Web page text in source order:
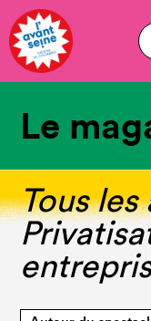
Le
Tous